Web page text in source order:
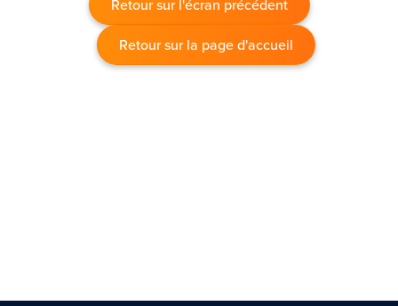
Retour sur l'écran précédent
Retour sur la page d'accueil